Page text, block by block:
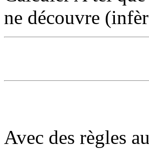
ne découvre
Avec des règles